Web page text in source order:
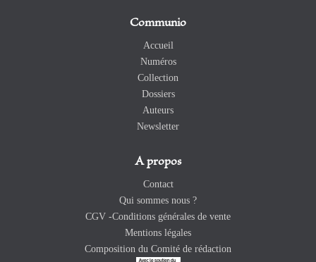
Communio
Accueil
Numéros
Collection
Dossiers
Auteurs
Newsletter
A propos
Contact
Qui sommes nous ?
CGV -Conditions générales de vente
Mentions légales
Composition du Comité de rédaction